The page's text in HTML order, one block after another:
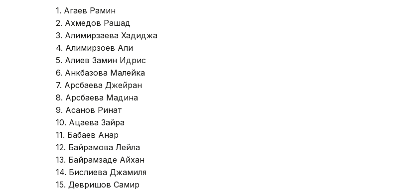
1. Агаев Рамин
2. Ахмедов Рашад
3. Алимирзаева Хадиджа
4. Алимирзоев Али
5. Алиев Замин Идрис
6. Анкбазова Малейка
7. Арсбаева Джейран
8. Арсбаева Мадина
9. Асанов Ринат
10. Ацаева Зайра
11. Бабаев Анар
12. Байрамова Лейла
13. Байрамзаде Айхан
14. Бислиева Джамиля
15. Девришов Самир